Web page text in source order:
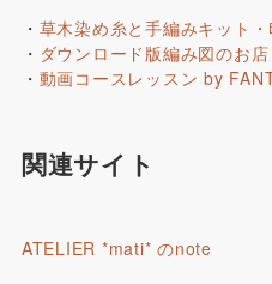
・ 草木染め糸と手編みキット
・ ダウンロード版編み図のお
・ 動画コースレッスン by
関連サイト
ATELIER *mati* のnote